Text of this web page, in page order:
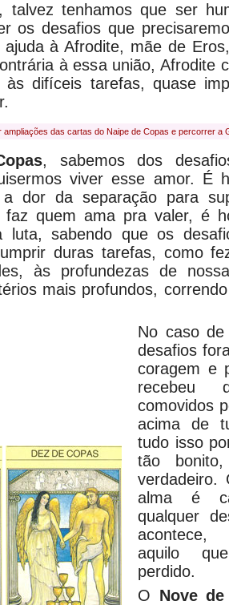
talvez tenhamos que ser
os desafios que
ajuda à Afrodite, mãe de
à essa união, Afrodite
difíceis tarefas, quase
ampliações das cartas do Naipe de Copas e percorrer a
, sabemos dos
viver esse amor. É
a dor da separação para
faz quem ama pra valer, é
sabendo que os
duras tarefas, como
às profundezas de
mais profundos,
No caso
desafios
coragem e
recebeu
comovidos
acima de
tudo isso
tão
alma é
qualquer
acontece,
aquilo
perdido.
O Nove